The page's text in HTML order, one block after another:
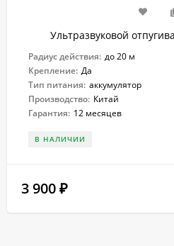
Ультразвуковой
Радиус действия: до 20 м
Крепление: Да
Тип питания: аккумулятор
Производство: Китай
Гарантия: 12 месяцев
В НАЛИЧИИ
3 900 ₽